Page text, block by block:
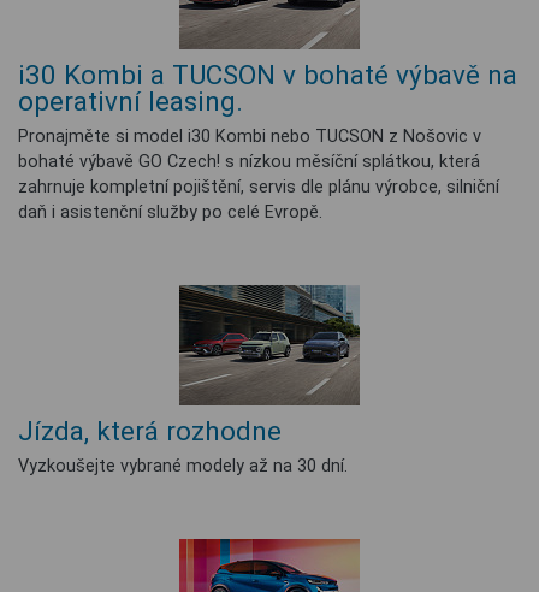
i30 Kombi a TUCSON v bohaté výbavě na
operativní leasing.
Pronajměte si model i30 Kombi nebo TUCSON z Nošovic v
bohaté výbavě GO Czech! s nízkou měsíční splátkou, která
zahrnuje kompletní pojištění, servis dle plánu výrobce, silniční
daň i asistenční služby po celé Evropě.
Jízda, která rozhodne
Vyzkoušejte vybrané modely až na 30 dní.